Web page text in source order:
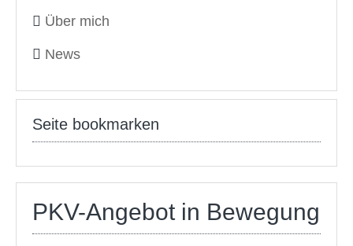
Über mich
News
Seite bookmarken
PKV-Angebot in Bewegung